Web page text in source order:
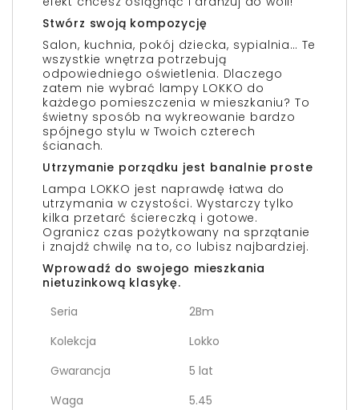
Stwórz swoją kompozycję
Salon, kuchnia, pokój dziecka, sypialnia… Te
wszystkie wnętrza potrzebują
odpowiedniego oświetlenia. Dlaczego
zatem nie wybrać lampy LOKKO do
każdego pomieszczenia w mieszkaniu? To
świetny sposób na wykreowanie bardzo
spójnego stylu w Twoich czterech
ścianach.
Utrzymanie porządku jest banalnie proste
Lampa LOKKO jest naprawdę łatwa do
utrzymania w czystości. Wystarczy tylko
kilka przetarć ściereczką i gotowe.
Ogranicz czas pożytkowany na sprzątanie
i znajdź chwilę na to, co lubisz najbardziej.
Wprowadź do swojego mieszkania
nietuzinkową klasykę.
Seria
2Bm
Kolekcja
Lokko
Gwarancja
5 lat
Waga
5.45